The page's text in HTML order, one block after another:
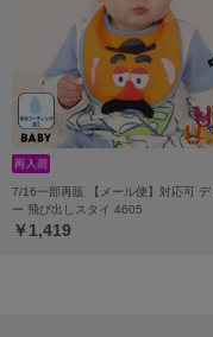
7/16一部再販 【メール便】対応可 デ
ー 飛び出しスタイ 4605
￥1,419